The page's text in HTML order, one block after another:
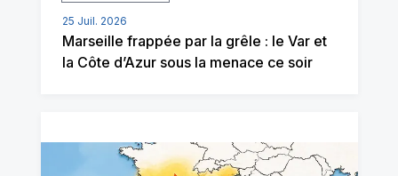
25 Juil. 2026
Marseille frappée par la grêle : le Var et
la Côte d’Azur sous la menace ce soir